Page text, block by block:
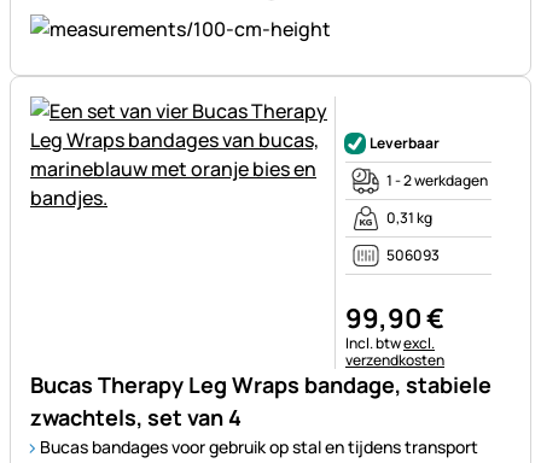
Bucas Therapy Leg Wraps bandage, stabiele
zwachtels, set van 4
Bucas bandages voor gebruik op stal en tijdens transport
Leverbaar
1 - 2 werkdagen
0,31 kg
506093
99,90€
Belastinginformatie:
Incl. btwexcl.
verzendkosten